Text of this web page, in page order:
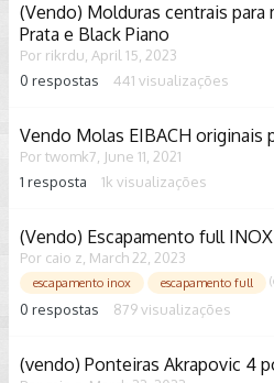
(Vendo) Molduras centrais para
Prata e Black Piano
Por rikrdu April 15, 2023
0 respostas 441 visualizações
Vendo Molas EIBACH originais
Por twomk7 June 11, 2021
1 resposta 1k visualizações
(Vendo) Escapamento full INOX
Por caio z March 22, 2023
escapamento inox escapamento full
0 respostas 879visualizações
(vendo) Ponteiras Akrapovic 4